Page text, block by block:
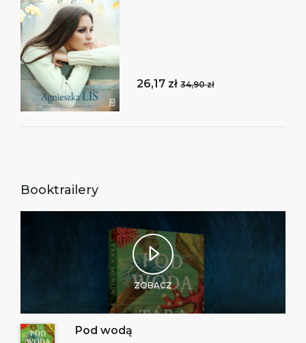
26,17 zł 34,90 zł
Booktrailery
ZOBACZ
Pod wodą